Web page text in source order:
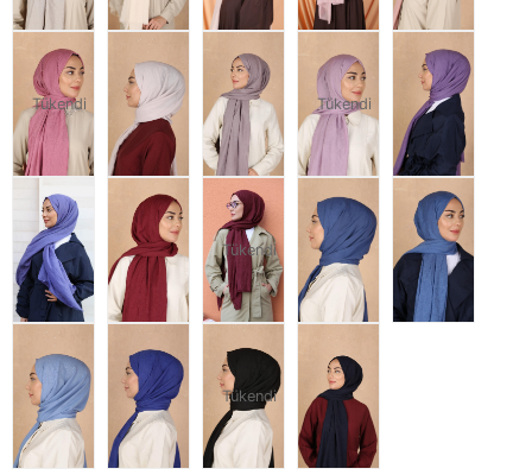
Tükendi Tükendi
Tükendi
Tükendi